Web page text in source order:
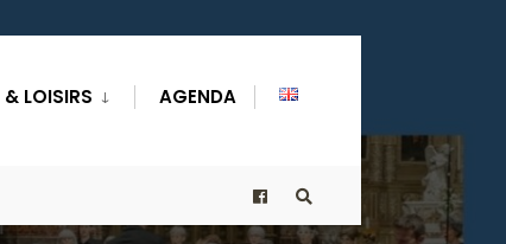
& LOISIRS AGENDA